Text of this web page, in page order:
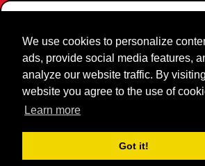
We use cookies to personalize
ads, provide social media features,
analyze our website traffic. By
website you agree to the use of
Learn more
Got it!
Homepage Novità e media Giochi Gare
GP Tell
Storia